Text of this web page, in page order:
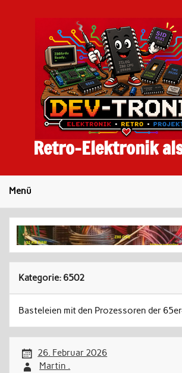
Retro-Elektronik
Menü
Kategorie: 6502
Basteleien mit den Prozessoren der
26. Februar 2026
Martin .